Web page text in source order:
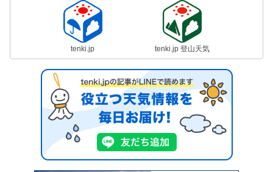
tenki.jp tenki.jp 登山天気